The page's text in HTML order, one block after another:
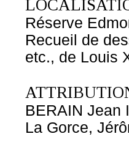
Réserve
Recueil de
etc., de Louis
BERAIN Jean I
La Gorce,